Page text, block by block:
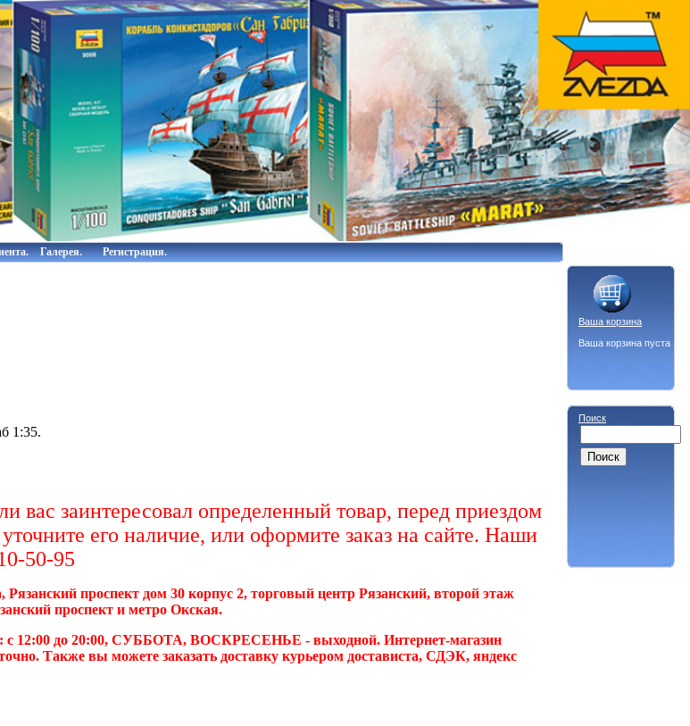
Галерея. Регистрация.
1:35.
вас заинтересовал определенный товар, перед приездом
его наличие, или оформите заказ на сайте. Наши
50-95
проспект дом 30 корпус 2, торговый центр Рязанский, второй этаж
проспект и метро Окская.
с 12:00 до 20:00, СУББОТА, ВОСКРЕСЕНЬЕ - выходной. Интернет-магазин
Также вы можете заказать доставку курьером достависта, СДЭК, яндекс
Ваша корзина
Ваша корзина пуста
Поиск